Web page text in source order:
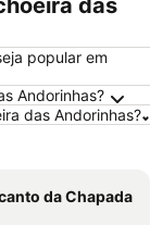
das
popular em
Andorinhas?
das Andorinhas?
da Chapada